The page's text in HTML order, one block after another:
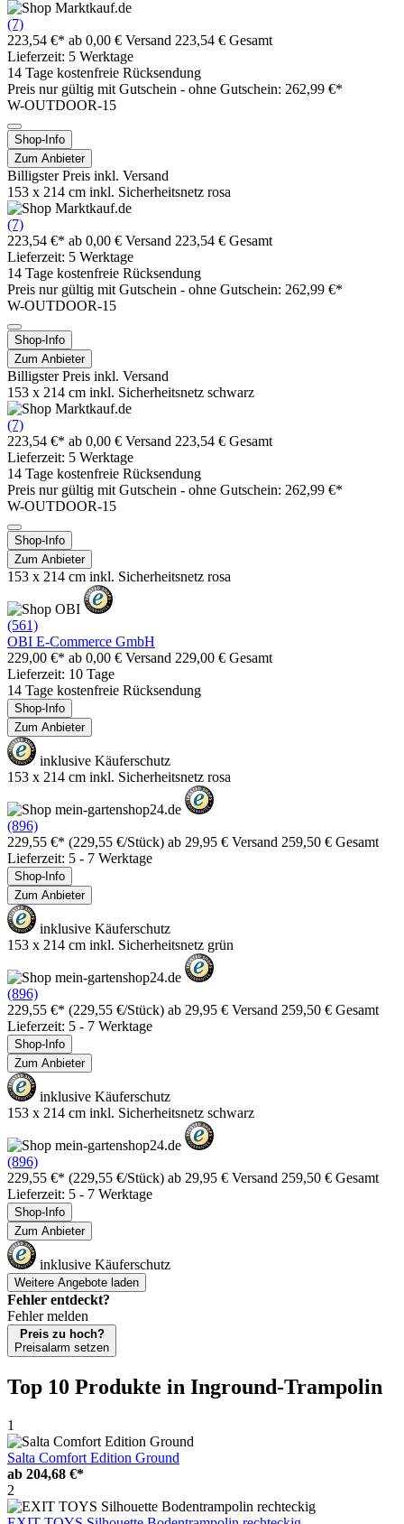
(7)
223,54 €* ab 0,00 € Versand 223,54 € Gesamt
Lieferzeit: 5 Werktage
14 Tage kostenfreie Rücksendung
Preis nur gültig mit Gutschein - ohne Gutschein: 262,99 €*
W-OUTDOOR-15
Shop-Info
Zum Anbieter
Billigster Preis inkl. Versand
153 x 214 cm inkl. Sicherheitsnetz rosa
(7)
223,54 €* ab 0,00 € Versand 223,54 € Gesamt
Lieferzeit: 5 Werktage
14 Tage kostenfreie Rücksendung
Preis nur gültig mit Gutschein - ohne Gutschein: 262,99 €*
W-OUTDOOR-15
Shop-Info
Zum Anbieter
Billigster Preis inkl. Versand
153 x 214 cm inkl. Sicherheitsnetz schwarz
(7)
223,54 €* ab 0,00 € Versand 223,54 € Gesamt
Lieferzeit: 5 Werktage
14 Tage kostenfreie Rücksendung
Preis nur gültig mit Gutschein - ohne Gutschein: 262,99 €*
W-OUTDOOR-15
Shop-Info
Zum Anbieter
153 x 214 cm inkl. Sicherheitsnetz rosa
(561)
OBI E-Commerce GmbH
229,00 €* ab 0,00 € Versand 229,00 € Gesamt
Lieferzeit: 10 Tage
14 Tage kostenfreie Rücksendung
Shop-Info
Zum Anbieter
inklusive Käuferschutz
153 x 214 cm inkl. Sicherheitsnetz rosa
(896)
229,55 €* (229,55 €/Stück) ab 29,95 € Versand 259,50 € Gesamt
Lieferzeit: 5 - 7 Werktage
Shop-Info
Zum Anbieter
inklusive Käuferschutz
153 x 214 cm inkl. Sicherheitsnetz grün
(896)
229,55 €* (229,55 €/Stück) ab 29,95 € Versand 259,50 € Gesamt
Lieferzeit: 5 - 7 Werktage
Shop-Info
Zum Anbieter
inklusive Käuferschutz
153 x 214 cm inkl. Sicherheitsnetz schwarz
(896)
229,55 €* (229,55 €/Stück) ab 29,95 € Versand 259,50 € Gesamt
Lieferzeit: 5 - 7 Werktage
Shop-Info
Zum Anbieter
inklusive Käuferschutz
Weitere Angebote laden
Fehler entdeckt?
Fehler melden
Preis zu hoch?
Preisalarm setzen
Top 10 Produkte in Inground-Trampolin
1
Salta Comfort Edition Ground
ab 204,68 €*
2